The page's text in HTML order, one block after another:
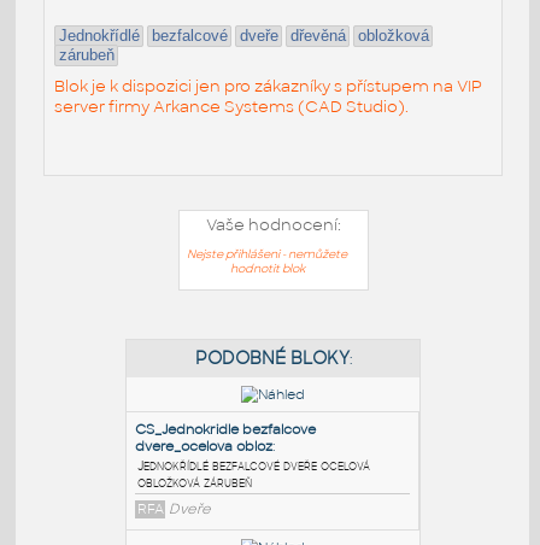
Jednokřídlé bezfalcové dveře dřevěná
obložková
zárubeň
Blok je k dispozici jen pro zákazníky s přístupem na VIP
server firmy Arkance Systems (CAD Studio).
Vaše hodnocení:
Nejste přihlášeni - nemůžete
hodnotit blok